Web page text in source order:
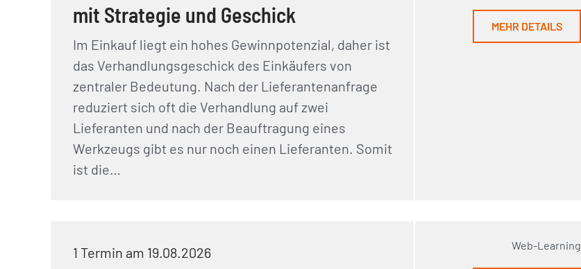
mit Strategie und Geschick
Im Einkauf liegt ein hohes Gewinnpotenzial, daher ist
das Verhandlungsgeschick des Einkäufers von
zentraler Bedeutung. Nach der Lieferantenanfrage
reduziert sich oft die Verhandlung auf zwei
Lieferanten und nach der Beauftragung eines
Werkzeugs gibt es nur noch einen Lieferanten. Somit
ist die…
MEHR DETAILS
1 Termin am 19.08.2026 Web-Learning